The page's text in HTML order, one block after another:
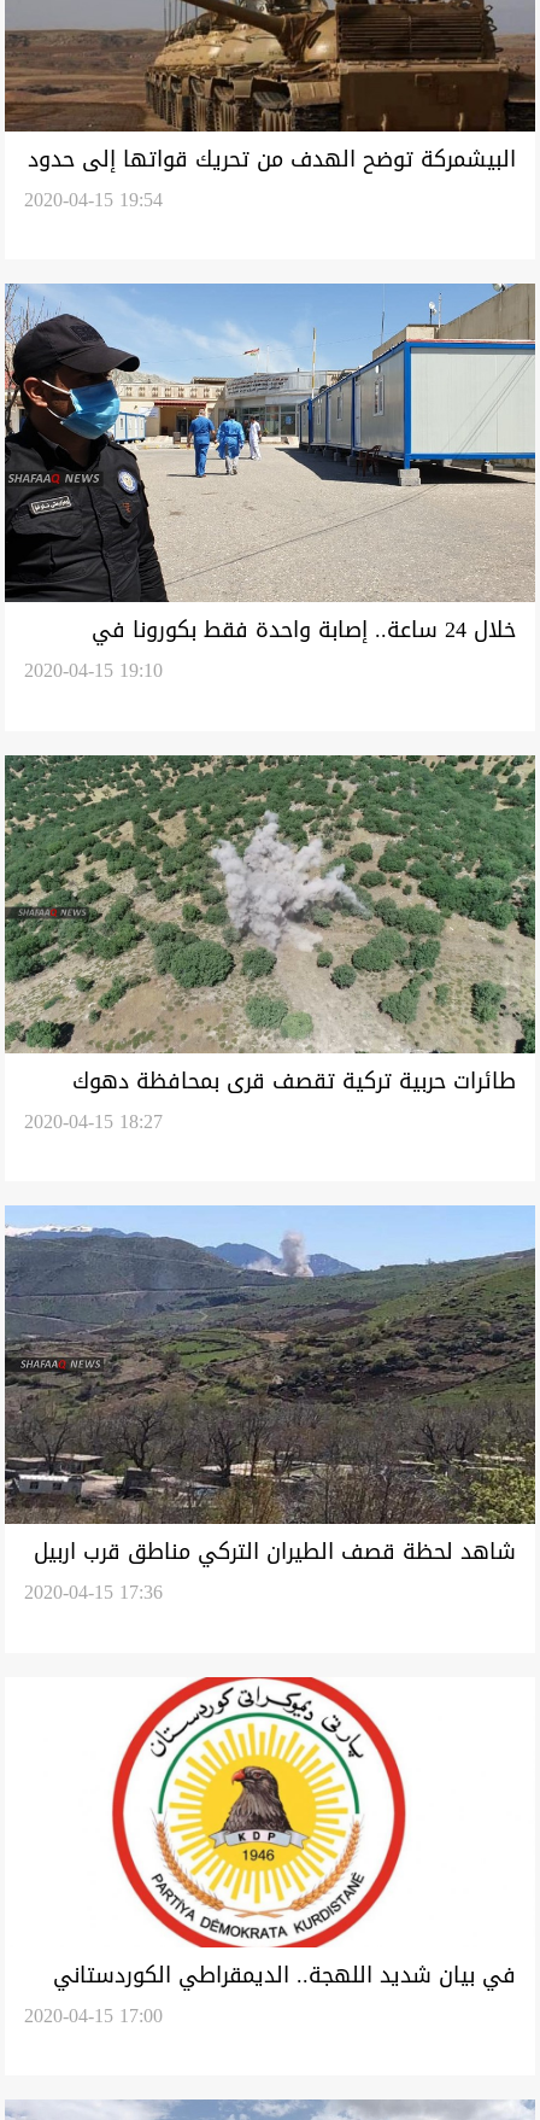
البيشمركة توضح الهدف من تحريك قواتها إلى حدود
2020-04-15 19:54
خلال 24 ساعة.. إصابة واحدة فقط بكورونا في
2020-04-15 19:10
طائرات حربية تركية تقصف قرى بمحافظة دهوك
2020-04-15 18:27
شاهد لحظة قصف الطيران التركي مناطق قرب اربيل
2020-04-15 17:36
في بيان شديد اللهجة.. الديمقراطي الكوردستاني
2020-04-15 17:00